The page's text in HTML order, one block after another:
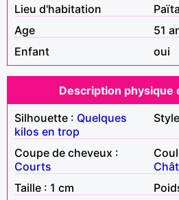
Lieu d'habitation
Païta
Age
51
Enfant
oui
Description physique
Silhouette : Quelques
kilos en trop
Coupe de cheveux :
Courts
Taille : 1 cm